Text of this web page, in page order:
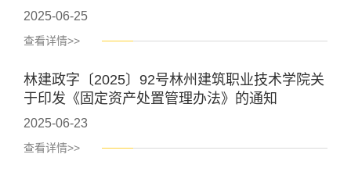
查看详情>>
2025-06-25
林建政字〔2025〕92号林州建筑职业技术学院关
于印发《固定资产处置管理办法》的通知
查看详情>>
2025-06-23